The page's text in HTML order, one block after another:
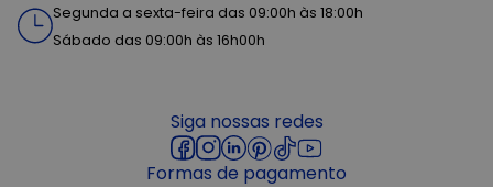
Segunda a sexta-feira das 09:00h às 18:00h
Sábado das 09:00h às 16h00h
Siga nossas redes
Formas de pagamento